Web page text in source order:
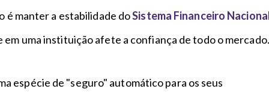
é manter a estabilidade doSistema Financeiro
em uma instituição afete a confiança de todo o
espécie de "seguro" automático para os seus